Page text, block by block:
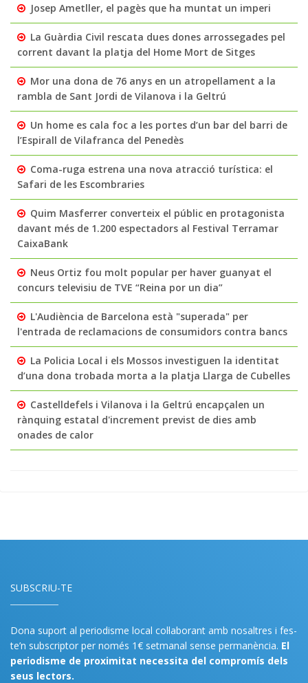
Josep Ametller, el pagès que ha muntat un imperi
La Guàrdia Civil rescata dues dones arrossegades pel
corrent davant la platja del Home Mort de Sitges
Mor una dona de 76 anys en un atropellament a la
rambla de Sant Jordi de Vilanova i la Geltrú
Un home es cala foc a les portes d’un bar del barri de
l’Espirall de Vilafranca del Penedès
Coma-ruga estrena una nova atracció turística: el
Safari de les Escombraries
Quim Masferrer converteix el públic en protagonista
davant més de 1.200 espectadors al Festival Terramar
CaixaBank
Neus Ortiz fou molt popular per haver guanyat el
concurs televisiu de TVE “Reina por un dia”
L'Audiència de Barcelona està "superada" per
l'entrada de reclamacions de consumidors contra bancs
La Policia Local i els Mossos investiguen la identitat
d’una dona trobada morta a la platja Llarga de Cubelles
Castelldefels i Vilanova i la Geltrú encapçalen un
rànquing estatal d'increment previst de dies amb
onades de calor
SUBSCRIU-TE
Dona suport al periodisme local col·laborant amb nosaltres i fes-
te’n subscriptor per només 1€ setmanal sense permanència. El
periodisme de proximitat necessita del compromís dels
seus lectors.